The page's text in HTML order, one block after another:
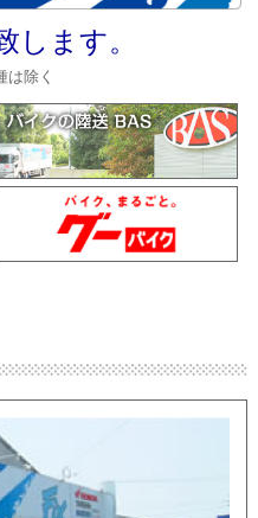
します。
は除く